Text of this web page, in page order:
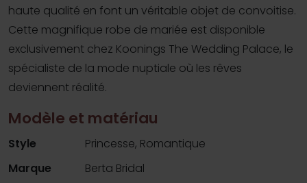
haute qualité en font un véritable objet de convoitise.
Cette magnifique robe de mariée est disponible
exclusivement chez Koonings The Wedding Palace, le
spécialiste de la mode nuptiale où les rêves
deviennent réalité.
Modèle et matériau
Style
Princesse, Romantique
Marque
Berta Bridal